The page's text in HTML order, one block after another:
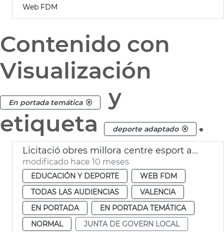
Web FDM
Contenido con
Visualización
En portada temática
y
etiqueta
deporte adaptado .
Licitació obres millora centre esport adaptat i natació La Petxina València
modificado hace 10 meses
EDUCACIÓN Y DEPORTE
WEB FDM
TODAS LAS AUDIENCIAS
VALENCIA
EN PORTADA
EN PORTADA TEMÁTICA
NORMAL
JUNTA DE GOVERN LOCAL